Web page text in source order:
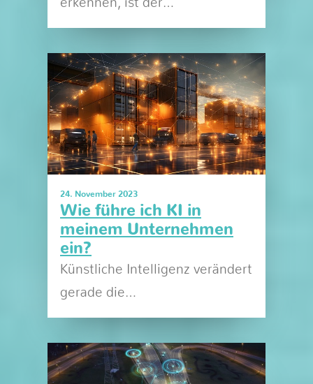
erkennen, ist der…
24. November 2023
Wie führe ich KI in
meinem Unternehmen
ein?
Künstliche Intelligenz verändert
gerade die…